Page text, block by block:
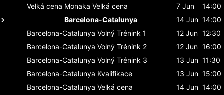
Velká cena Monaka Velká cena 7 Jun
14:00
Barcelona-Catalunya
14 Jun 14:00
Barcelona-Catalunya Volný Trénink 1 12 Jun 12:30
Barcelona-Catalunya Volný Trénink 2 12 Jun 16:00
Barcelona-Catalunya Volný Trénink 3 13 Jun 11:30
Barcelona-Catalunya Kvalifikace 13 Jun 15:00
Barcelona-Catalunya Velká cena 14 Jun 14:00